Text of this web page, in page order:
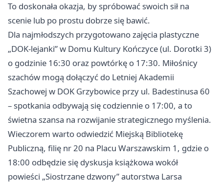
To doskonała okazja, by spróbować swoich sił na
scenie lub po prostu dobrze się bawić.
Dla najmłodszych przygotowano zajęcia plastyczne
„DOK-lejanki” w Domu Kultury Kończyce (ul. Dorotki 3)
o godzinie 16:30 oraz powtórkę o 17:30. Miłośnicy
szachów mogą dołączyć do Letniej Akademii
Szachowej w DOK Grzybowice przy ul. Badestinusa 60
– spotkania odbywają się codziennie o 17:00, a to
świetna szansa na rozwijanie strategicznego myślenia.
Wieczorem warto odwiedzić Miejską Bibliotekę
Publiczną, filię nr 20 na Placu Warszawskim 1, gdzie o
18:00 odbędzie się dyskusja książkowa wokół
powieści „Siostrzane dzwony” autorstwa Larsa